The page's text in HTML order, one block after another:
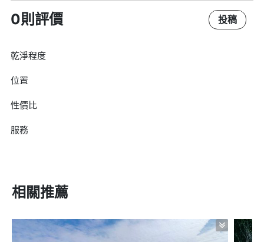
0則評價 投稿
乾淨程度
位置
性價比
服務
相關推薦